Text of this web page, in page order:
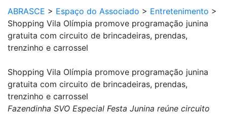
ABRASCE > Espaço do Associado > Entretenimento >
Shopping Vila Olímpia promove programação junina
gratuita com circuito de brincadeiras, prendas,
trenzinho e carrossel
Shopping Vila Olímpia promove programação junina
gratuita com circuito de brincadeiras, prendas,
trenzinho e carrossel
Fazendinha SVO Especial Festa Junina reúne circuito